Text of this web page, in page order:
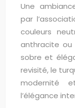
Une
par
couleurs
anthracite ou
sobre et
revisité, le
modernité
l’élégance